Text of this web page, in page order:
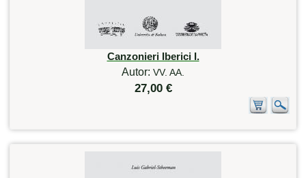
Canzonieri Iberici I.
Autor: VV. AA.
27,00 €